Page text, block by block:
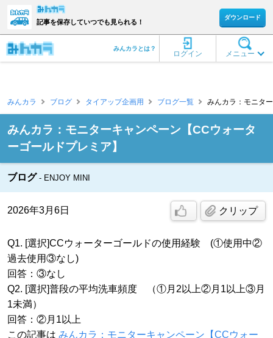
記事を保存していつでも見られる！
ダウンロード
メニュー
ログイン
みんカラとは？
みんカラ ブログ タイアップ企画用 ブログ一覧 みんカラ：モニタ
みんカラ：モニターキャンペーン【CCウォータ
ーゴールドプレミア】
ブログ ENJOY MINI
2026年3月6日 クリップ
Q1. [選択]CCウォーターゴールドの使用経験 (①使用中②
過去使用③なし)
回答：③なし
Q2. [選択]普段の平均洗車頻度 （①月2以上②月1以上③月
1未満）
回答：②月1以上
この記事は みんカラ：モニターキャンペーン【CCウォー